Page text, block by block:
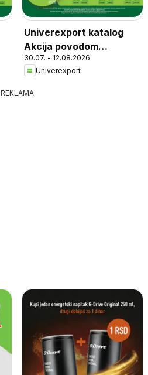
Univerexport katalog
Akcija povodom
otvaranja drugog
objekta u Kragujevcu
30.07. - 12.08.2026
Univerexport
REKLAMA